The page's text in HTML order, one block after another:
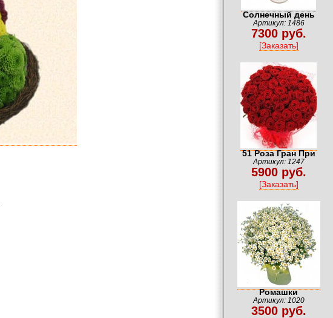
Солнечный день
Артикул: 1486
7300 руб.
[Заказать]
51 Роза Гран При
Артикул: 1247
5900 руб.
[Заказать]
Ромашки
Артикул: 1020
3500 руб.